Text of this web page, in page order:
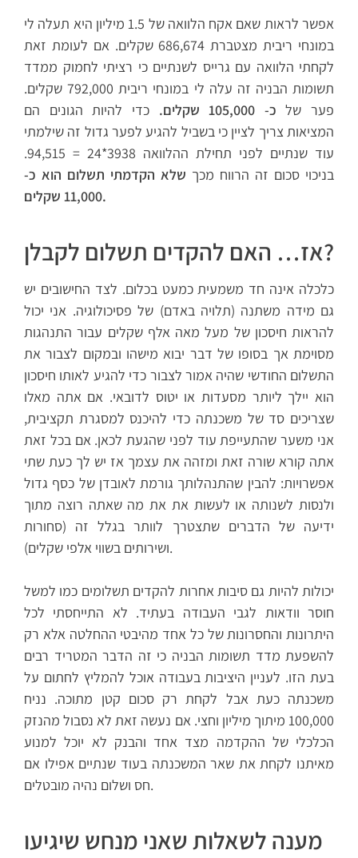
אפשר לראות שאם אקח הלוואה של 1.5 מיליון היא תעלה לי
במונחי ריבית מצטברת 686,674 שקלים. אם לעומת זאת
לקחתי הלוואה עם גרייס לשנתיים כי רציתי לחמוק ממדד
תשומות הבניה זה עלה לי במונחי ריבית 792,000 שקלים.
פער של כ- 105,000 שקלים.
כדי להיות הגונים הם
המציאות צריך לציין כי בשביל להגיע לפער גדול זה שילמתי
עוד שנתיים לפני תחילת ההלוואה 3938*24 = 94,515.
בניכוי סכום זה הרווח מכך שלא הקדמתי תשלום הוא כ-
11,000 שקלים.
אז… האם להקדים תשלום לקבלן?
כלכלה אינה חד משמעית כמעט בכלום. לצד החישובים יש
גם מידה משתנה (תלויה באדם) של פסיכולוגיה. אני יכול
להראות חיסכון של מעל מאה אלף שקלים עבור התנהגות
מסוימת אך בסופו של דבר יבוא מישהו ובמקום לצבור את
התשלום החודשי שהיה אמור לצבור כדי להגיע לאותו חיסכון
הוא יילך ליותר מסעדות או יטוס לדובאי. אם אתה מאלו
שצריכים סד של משכנתה כדי להיכנס למסגרת תקציבית,
אני משער שהתעייפת עוד לפני שהגעת לכאן. אם בכל זאת
אתה קורא שורה זאת ומזהה את עצמך אז יש לך כעת שתי
אפשרויות: להבין שהתנהלותך גורמת לאובדן של כסף גדול
ולנסות לשנותה או לעשות את את מה שאתה רוצה מתוך
ידיעה של הדברים שתצטרך לוותר בגלל זה (סחורות
ושירותים בשווי אלפי שקלים).
יכולות להיות גם סיבות אחרות להקדים תשלומים כמו למשל
חוסר וודאות לגבי העבודה בעתיד. לא התייחסתי לכל
היתרונות והחסרונות של כל אחד מהיבטי ההחלטה אלא רק
להשפעת מדד תשומות הבניה כי זה הדבר המטריד רבים
בעת הזו. לעניין היציבות בעבודה אוכל להמליץ לחתום על
משכנתה כעת אבל לקחת רק סכום קטן מתוכה. נניח
100,000 מיתוך מיליון וחצי. אם נעשה זאת לא נסבול מהנזק
הכלכלי של ההקדמה מצד אחד והבנק לא יוכל למנוע
מאיתנו לקחת את שאר המשכנתה בעוד שנתיים אפילו אם
חס ושלום נהיה מובטלים.
מענה לשאלות שאני מנחש שיגיעו